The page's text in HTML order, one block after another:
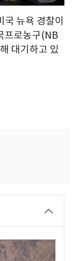
뉴욕 경찰이
프로농구(NB
대기하고 있